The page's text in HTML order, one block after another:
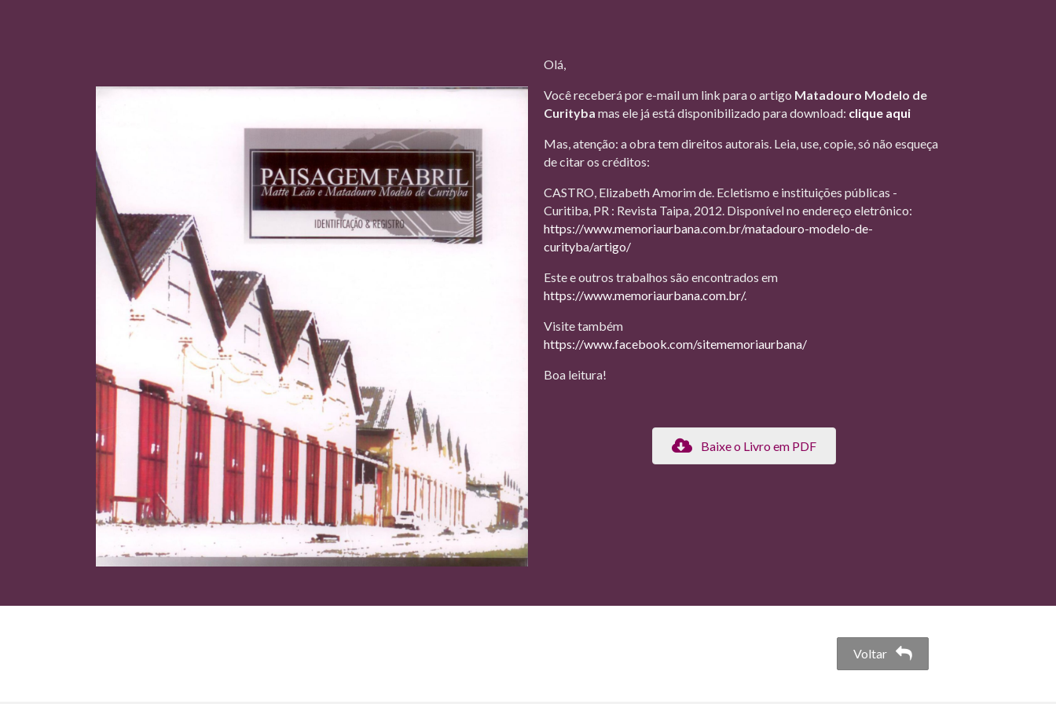
Olá,
Você receberá por e-mail um link para o artigo Matadouro Modelo de
Curityba mas ele já está disponibilizado para download: clique aqui
Mas, atenção: a obra tem direitos autorais. Leia, use, copie, só não esqueça
de citar os créditos:
CASTRO, Elizabeth Amorim de. Ecletismo e instituições públicas -
Curitiba, PR : Revista Taipa, 2012. Disponível no endereço eletrônico:
https://www.memoriaurbana.com.br/matadouro-modelo-de-
curityba/artigo/
Este e outros trabalhos são encontrados em
https://www.memoriaurbana.com.br/.
Visite também
https://www.facebook.com/sitememoriaurbana/
Boa leitura!
Baixe o Livro em PDF
Voltar